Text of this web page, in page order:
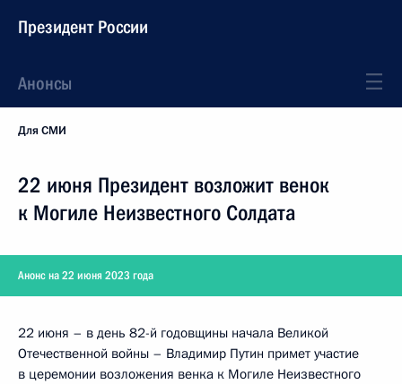
Президент России
Анонсы
Для СМИ
22 июня Президент возложит венок
к Могиле Неизвестного Солдата
Анонс на 22 июня 2023 года
22 июня – в день 82-й годовщины начала Великой
Отечественной войны – Владимир Путин примет участие
в церемонии возложения венка к Могиле Неизвестного